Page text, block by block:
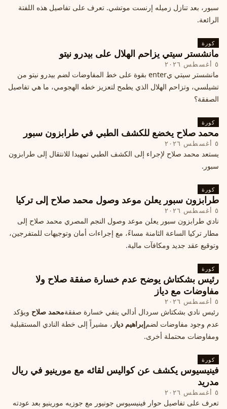
سبور، بعد تنازل زميله إرنست موتشي. تعرف على تفاصيل هذه اللفتة
الرائعة.
كورة
مانشستر سيتي يزاحم الهلال على بيدرو نيتو
٥ أغسطس ٢٠٢٦
مانشستر سيتي يenter بقوة على خط المفاوضات لضم بيدرو نيتو من
تشيلسي، وتزاحم الهلال الذي يطمح لتعزيز خطه الهجومي، ما هي تفاصيل
الصفقة؟
كورة
محمد صلاح يخضع للكشف الطبي في طرابزون سبور
٥ أغسطس ٢٠٢٦
يستعد محمد صلاح لإجراء إلى الكشف الطبي تمهيدا للانتقال إلى طرابزون
سبور.
كورة
طرابزون سبور يعلن موعد وصول محمد صلاح إلى تركيا
٥ أغسطس ٢٠٢٦
نادي طرابزون سبور يعلن موعد وصول النجم المصري محمد صلاح إلى
مطار تركيا الساعة الثامنة مساءً، مع إجراءات أمان وتوجيهات للمتفرجين،
وتوقيع عقد جديد ومكافآت مالية.
كورة
رئيس بشكتاش يوضح عدم خسارة صفقة صلاح ولا
مفاوضات مع دياز
٥ أغسطس ٢٠٢٦
رئيس نادي بشكتاش سردال أدالي ينفي خسارة صفقةمحمد صلاح ويؤكد
عدم وجود مفاوضات لضمإبراهيم دياز ، مشيراً إلى خطة النادي المستقبلية
ومفاوضات محتملة أخرى.
كورة
فينيسيوس يكشف عن كواليس لقائه مع مورينيو في ريال
مدريد
٥ أغسطس ٢٠٢٦
تعرف على تفاصيل حوار فينيسيوس جونيور مع جوزيه مورينيو بعد عودته